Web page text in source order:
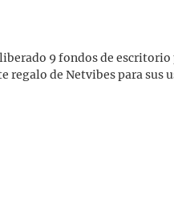
9 fondos de escritorio
regalo de Netvibes para sus